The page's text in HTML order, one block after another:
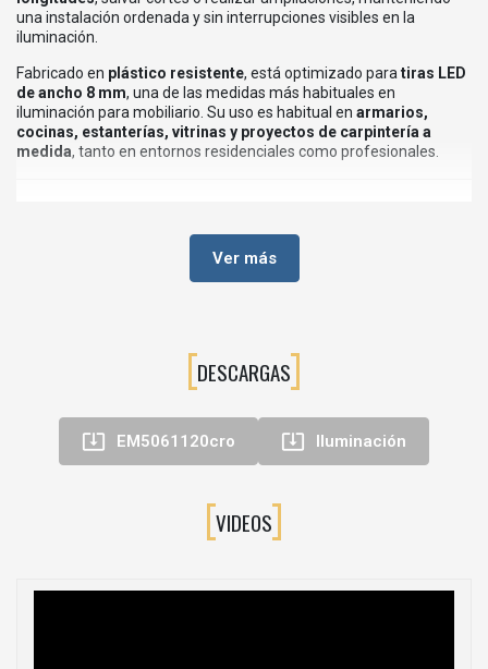
una instalación ordenada y sin interrupciones visibles en la
iluminación.
Fabricado en plástico resistente, está optimizado para tiras LED
de ancho 8 mm, una de las medidas más habituales en
iluminación para mobiliario. Su uso es habitual en armarios,
cocinas, estanterías, vitrinas y proyectos de carpintería a
medida, tanto en entornos residenciales como profesionales.
unión directa de tiras LED
tiras LED Lynx
Ancho de tira compatible:
sin soldaduras
Unión rápida, limpia y segura
Ver más
DESCARGAS
 EM5061120cro  Iluminación
VIDEOS